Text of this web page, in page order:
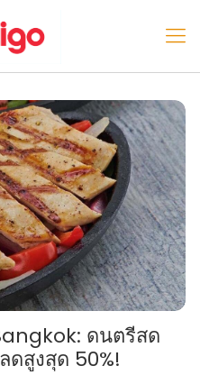
ดนตรีสด
ดสูงสุด 50%!